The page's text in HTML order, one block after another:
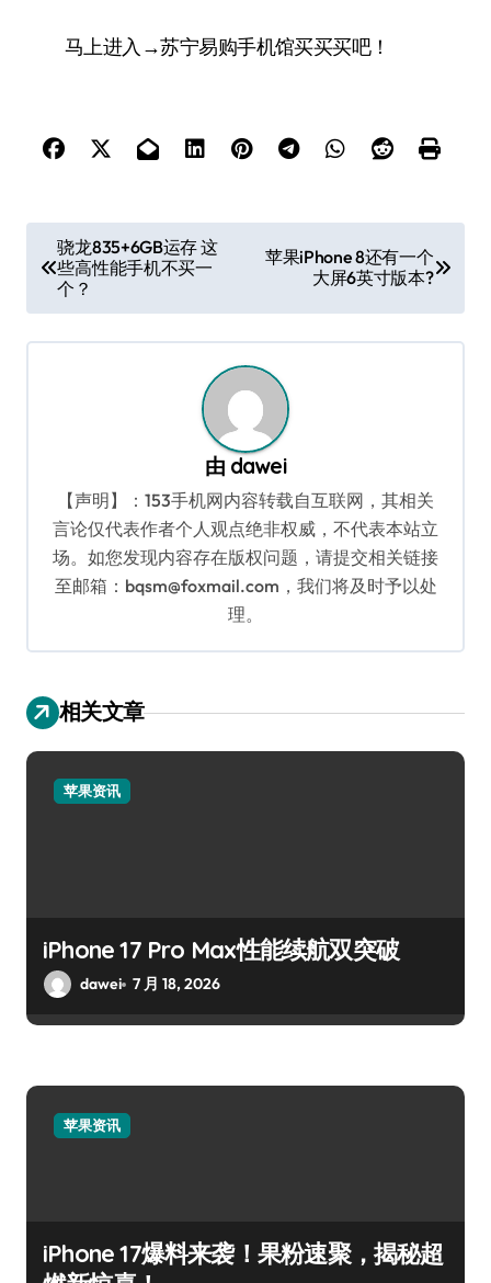
马上进入→苏宁易购手机馆买买买吧！
章
导
航
骁龙835+6GB运存 这
些高性能手机不买一
个？
苹果iPhone 8还有一个
大屏6英寸版本?
由 dawei
【声明】：153手机网内容转载自互联网，其相关
言论仅代表作者个人观点绝非权威，不代表本站立
场。如您发现内容存在版权问题，请提交相关链接
至邮箱：bqsm@foxmail.com，我们将及时予以处
理。
相关文章
苹果资讯
iPhone 17 Pro Max性能续航双突破
dawei 7 月 18, 2026
苹果资讯
iPhone 17爆料来袭！果粉速聚，揭秘超